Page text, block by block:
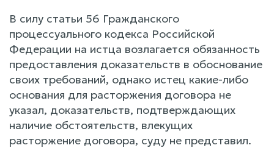
В силу статьи 56 Гражданского
процессуального кодекса Российской
Федерации на истца возлагается обязанность
предоставления доказательств в обоснование
своих требований, однако истец какие-либо
основания для расторжения договора не
указал, доказательств, подтверждающих
наличие обстоятельств, влекущих
расторжение договора, суду не представил.